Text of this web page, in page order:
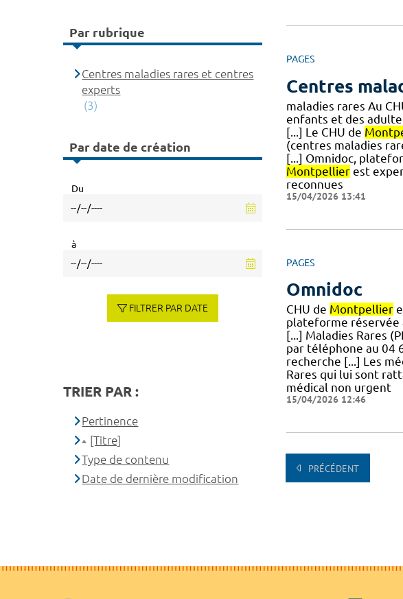
PAGES
Centres
maladies rares Au
enfants et des
[...] Le CHU de
(centres maladies
[...] Omnidoc,
Montpellierest
reconnues
15/04/2026 13:41
PAGES
Omnidoc
CHU de Montpellier
plateforme réservée
[...] Maladies Rares
par téléphone au 04
recherche [...] Les
Rares qui lui sont
médical non urgent
15/04/2026 12:46
PRÉCÉDENT
Par rubrique
Centres maladies rares et centres
experts
(3)
Par date de création
Du
à
FILTRER PAR DATE
TRIER PAR :
Pertinence
[Titre]
Type de contenu
Date de dernière modification